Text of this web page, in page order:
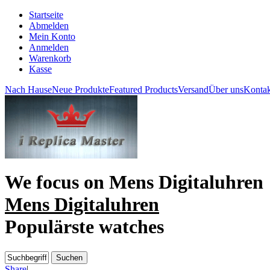
Startseite
Abmelden
Mein Konto
Anmelden
Warenkorb
Kasse
Nach HauseNeue ProdukteFeatured ProductsVersandÜber uns
We focus on Mens Digitaluhren
Mens Digitaluhren
Populärste watches